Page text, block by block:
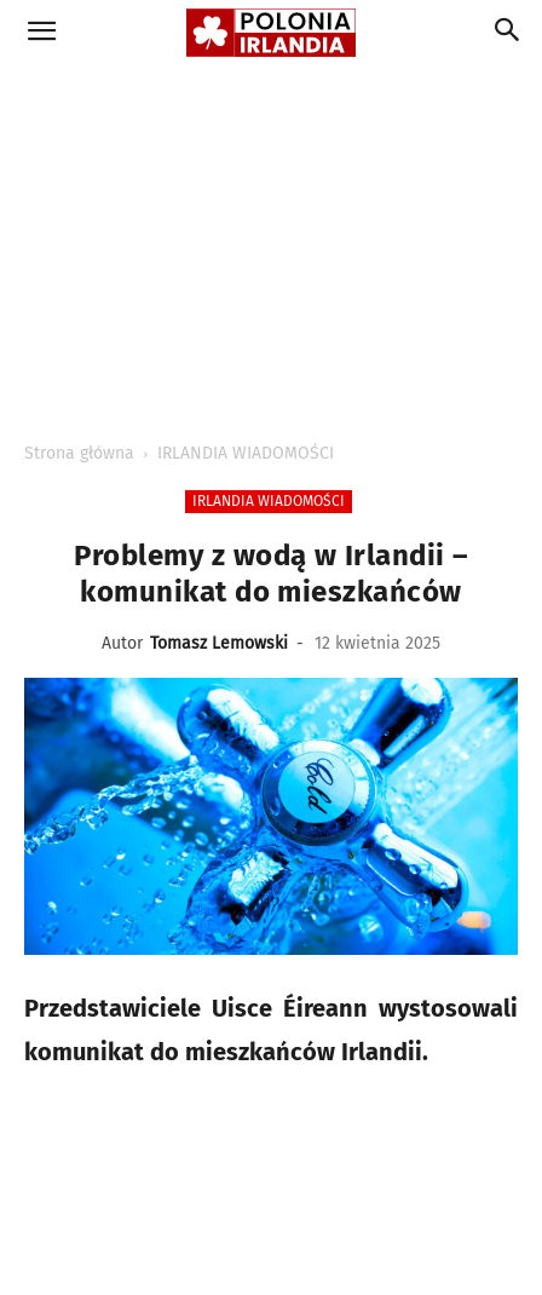
Strona główna IRLANDIA WIADOMOŚCI
IRLANDIA WIADOMOŚCI
Problemy z wodą w Irlandii –
komunikat do mieszkańców
Autor Tomasz Lemowski - 12 kwietnia 2025
Przedstawiciele Uisce Éireann wystosowali
komunikat do mieszkańców Irlandii.